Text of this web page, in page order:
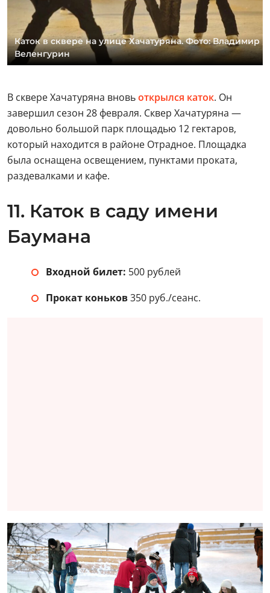
Каток в сквере на улице Хачатуряна. Фото: Владимир
Веленгурин
В сквере Хачатуряна вновьоткрылся каток. Он
завершил сезон 28 февраля. Сквер Хачатуряна —
довольно большой парк площадью 12 гектаров,
который находится в районе Отрадное. Площадка
была оснащена освещением, пунктами проката,
раздевалками и кафе.
11. Каток в саду имени
Баумана
Входной билет: 500 рублей
Прокат коньков350 руб./сеанс.